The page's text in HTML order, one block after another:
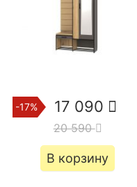
-17% 17 090
20 590
В корзину